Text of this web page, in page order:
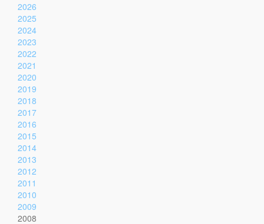
2026
2025
2024
2023
2022
2021
2020
2019
2018
2017
2016
2015
2014
2013
2012
2011
2010
2009
2008